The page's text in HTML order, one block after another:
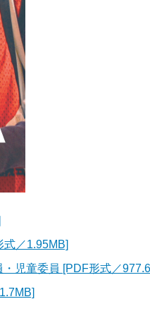
式／1.95MB]
・児童委員 [PDF形式／